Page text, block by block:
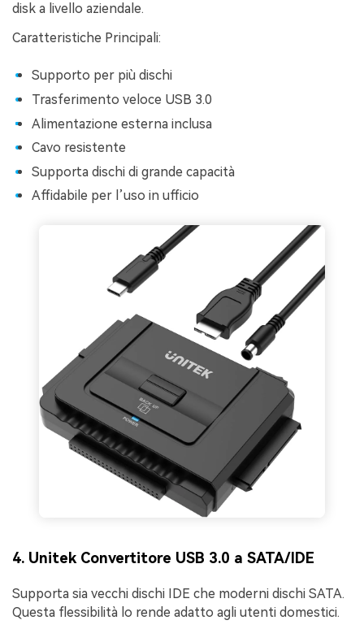
disk a livello aziendale.
Caratteristiche Principali:
Supporto per più dischi
Trasferimento veloce USB 3.0
Alimentazione esterna inclusa
Cavo resistente
Supporta dischi di grande capacità
Affidabile per l’uso in ufficio
4. Unitek Convertitore USB 3.0 a SATA/IDE
Supporta sia vecchi dischi IDE che moderni dischi SATA.
Questa flessibilità lo rende adatto agli utenti domestici.